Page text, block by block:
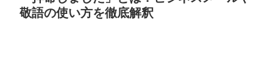
敬語の使い方を徹底解釈